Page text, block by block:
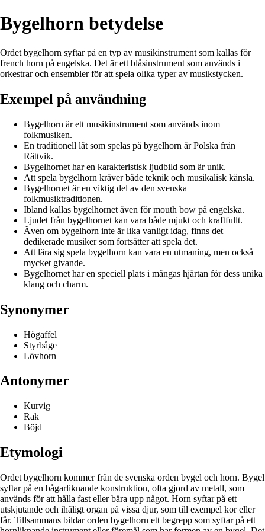
Bygelhorn betydelse
Ordet bygelhorn syftar på en typ av musikinstrument som kallas för
french horn på engelska. Det är ett blåsinstrument som används i
orkestrar och ensembler för att spela olika typer av musikstycken.
Exempel på användning
Bygelhorn är ett musikinstrument som används inom
folkmusiken.
En traditionell låt som spelas på bygelhorn är Polska från
Rättvik.
Bygelhornet har en karakteristisk ljudbild som är unik.
Att spela bygelhorn kräver både teknik och musikalisk känsla.
Bygelhornet är en viktig del av den svenska
folkmusiktraditionen.
Ibland kallas bygelhornet även för mouth bow på engelska.
Ljudet från bygelhornet kan vara både mjukt och kraftfullt.
Även om bygelhorn inte är lika vanligt idag, finns det
dedikerade musiker som fortsätter att spela det.
Att lära sig spela bygelhorn kan vara en utmaning, men också
mycket givande.
Bygelhornet har en speciell plats i mångas hjärtan för dess unika
klang och charm.
Synonymer
Högaffel
Styrbåge
Lövhorn
Antonymer
Kurvig
Rak
Böjd
Etymologi
Ordet bygelhorn kommer från de svenska orden bygel och horn. Bygel
syftar på en bågarliknande konstruktion, ofta gjord av metall, som
används för att hålla fast eller bära upp något. Horn syftar på ett
utskjutande och ihåligt organ på vissa djur, som till exempel kor eller
får. Tillsammans bildar orden bygelhorn ett begrepp som syftar på ett